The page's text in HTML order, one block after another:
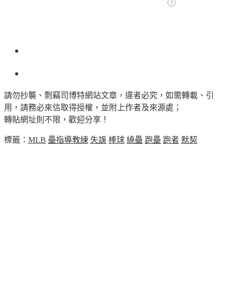
請勿抄襲、剽竊司博特網站文章，違者必究，如需轉載、引
用，請務必來信取得授權，並附上作者及來源處；
轉貼網址則不限，歡迎分享！
標籤： MLB 壘指導教練 失誤 棒球 繞壘 跑壘 跑者 默契